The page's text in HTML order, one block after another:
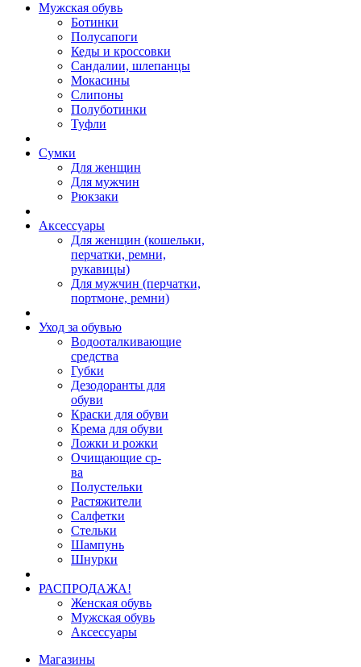
Мужская обувь
Ботинки
Полусапоги
Кеды и кроссовки
Сандалии, шлепанцы
Мокасины
Слипоны
Полуботинки
Туфли
Сумки
Для женщин
Для мужчин
Рюкзаки
Аксессуары
Для женщин (кошельки,
перчатки, ремни,
рукавицы)
Для мужчин (перчатки,
портмоне, ремни)
Уход за обувью
Водооталкивающие
средства
Губки
Дезодоранты для
обуви
Краски для обуви
Крема для обуви
Ложки и рожки
Очищающие ср-
ва
Полустельки
Растяжители
Салфетки
Стельки
Шампунь
Шнурки
РАСПРОДАЖА!
Женская обувь
Мужская обувь
Аксессуары
Магазины